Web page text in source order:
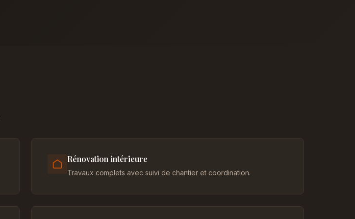
Rénovation intérieure
Travaux complets avec suivi de chantier et coordination.